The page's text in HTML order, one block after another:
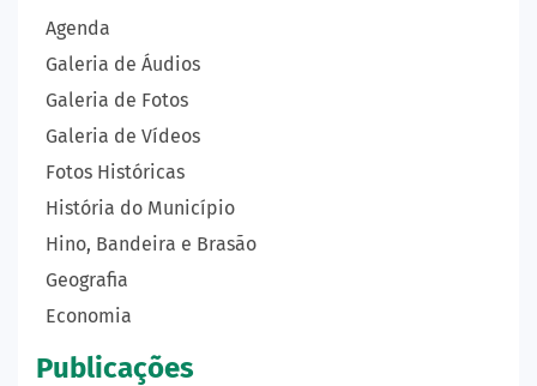
Agenda
Galeria de Áudios
Galeria de Fotos
Galeria de Vídeos
Fotos Históricas
História do Município
Hino, Bandeira e Brasão
Geografia
Economia
Publicações